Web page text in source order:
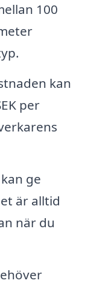
100
kan
per
ge
är alltid
när du